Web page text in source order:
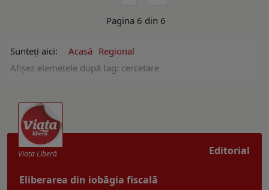
Pagina 6 din 6
Sunteți aici: Acasă Regional
Afişez elemetele după tag: cercetare
Editorial
Viaţa Liberă
Eliberarea din iobăgia fiscală